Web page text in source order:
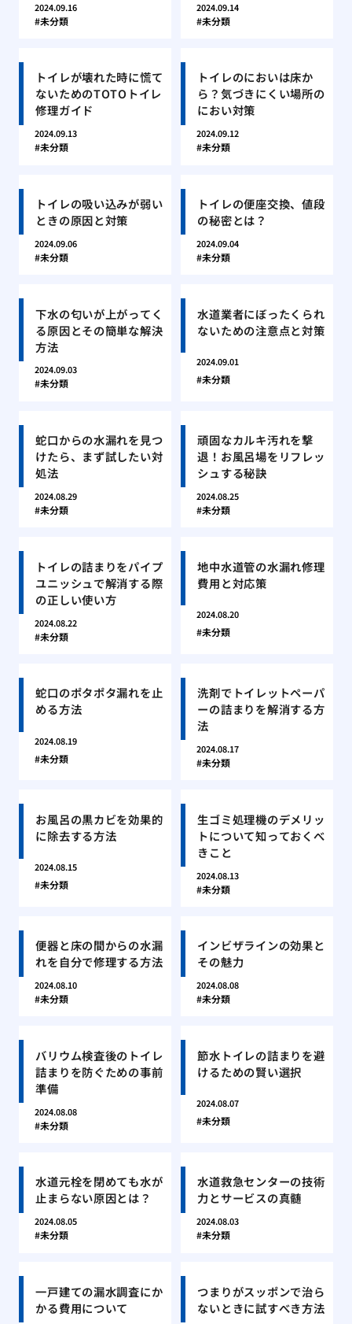
2024.09.16
未分類
2024.09.14
未分類
トイレが壊れた時に慌て
ないためのTOTOトイレ
修理ガイド
2024.09.13
未分類
トイレのにおいは床か
ら？気づきにくい場所の
におい対策
2024.09.12
未分類
トイレの吸い込みが弱い
ときの原因と対策
2024.09.06
未分類
トイレの便座交換、値段
の秘密とは？
2024.09.04
未分類
下水の匂いが上がってく
る原因とその簡単な解決
方法
2024.09.03
未分類
水道業者にぼったくられ
ないための注意点と対策
2024.09.01
未分類
蛇口からの水漏れを見つ
けたら、まず試したい対
処法
2024.08.29
未分類
頑固なカルキ汚れを撃
退！お風呂場をリフレッ
シュする秘訣
2024.08.25
未分類
トイレの詰まりをパイプ
ユニッシュで解消する際
の正しい使い方
2024.08.22
未分類
地中水道管の水漏れ修理
費用と対応策
2024.08.20
未分類
蛇口のポタポタ漏れを止
める方法
2024.08.19
未分類
洗剤でトイレットペーパ
ーの詰まりを解消する方
法
2024.08.17
未分類
お風呂の黒カビを効果的
に除去する方法
2024.08.15
未分類
生ゴミ処理機のデメリッ
トについて知っておくべ
きこと
2024.08.13
未分類
便器と床の間からの水漏
れを自分で修理する方法
2024.08.10
未分類
インビザラインの効果と
その魅力
2024.08.08
未分類
バリウム検査後のトイレ
詰まりを防ぐための事前
準備
2024.08.08
未分類
節水トイレの詰まりを避
けるための賢い選択
2024.08.07
未分類
水道元栓を閉めても水が
止まらない原因とは？
2024.08.05
未分類
水道救急センターの技術
力とサービスの真髄
2024.08.03
未分類
一戸建ての漏水調査にか
かる費用について
つまりがスッポンで治ら
ないときに試すべき方法